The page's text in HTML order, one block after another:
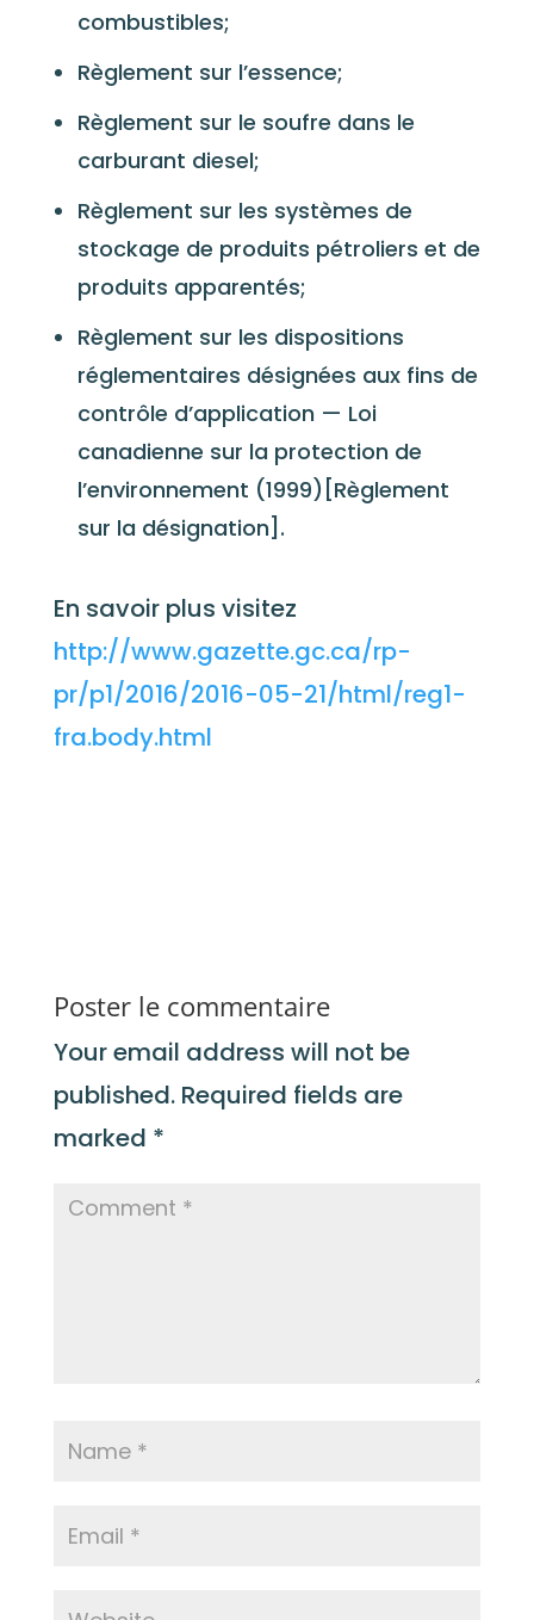
combustibles;
Règlement sur l’essence;
Règlement sur le soufre dans le
carburant diesel;
Règlement sur les systèmes de
stockage de produits pétroliers et de
produits apparentés;
Règlement sur les dispositions
réglementaires désignées aux fins de
contrôle d’application — Loi
canadienne sur la protection de
l’environnement (1999)[Règlement
sur la désignation].
En savoir plus visitez
http://www.gazette.gc.ca/rp-
pr/p1/2016/2016-05-21/html/reg1-
fra.body.html
Poster le commentaire
Your email address will not be
published. Required fields are
marked *